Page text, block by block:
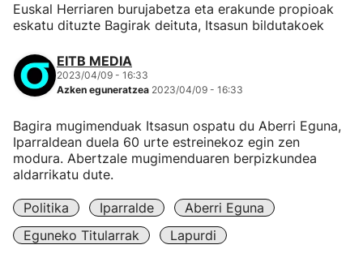
Euskal Herriaren burujabetza eta erakunde propioak
eskatu dituzte Bagirak deituta, Itsasun bildutakoek
EITB MEDIA
2023/04/09 - 16:33
Azken eguneratzea 2023/04/09 - 16:33
Bagira mugimenduak Itsasun ospatu du Aberri Eguna,
Iparraldean duela 60 urte estreinekoz egin zen
modura. Abertzale mugimenduaren berpizkundea
aldarrikatu dute.
Politika Iparralde
Aberri Eguna
Eguneko Titularrak
Lapurdi